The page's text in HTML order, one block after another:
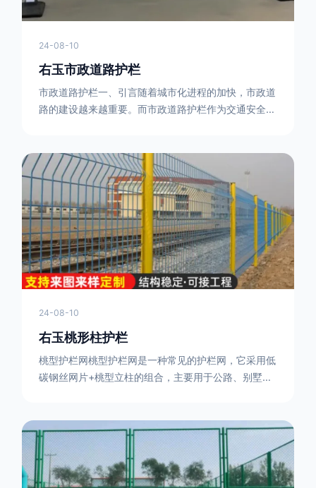
24-08-10
右玉市政道路护栏
市政道路护栏一、引言随着城市化进程的加快，市政道
路的建设越来越重要。而市政道路护栏作为交通安全的
的功能防护功能：市政道路护栏的主要功能是防止车辆
失控，保护行人安全。它可以有效地阻止因驾驶员疏忽
或车辆故障而导致的事故发生，减少交通事故的发生
率。隔离功能：市政道路护栏可以将道路与人行道、绿
化带等隔离开来，避
24-08-10
右玉桃形柱护栏
桃型护栏网桃型护栏网是一种常见的护栏网，它采用低
碳钢丝网片+桃型立柱的组合，主要用于公路、别墅小
型，安装方便。桃型护栏网的安装方法如下：先固定
17631598285根色谱柱，然后将网格钩在此色谱柱
上，然后将第二根色谱柱钩在网格上，然后将其拧紧，
然后类推，一套一套的安装即可。该安装牢固美观，不